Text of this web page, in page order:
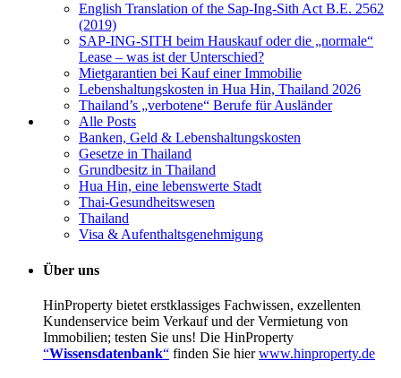
English Translation of the Sap-Ing-Sith Act B.E. 2562
(2019)
SAP-ING-SITH beim Hauskauf oder die „normale“
Lease – was ist der Unterschied?
Mietgarantien bei Kauf einer Immobilie
Lebenshaltungskosten in Hua Hin, Thailand 2026
Thailand’s „verbotene“ Berufe für Ausländer
Alle Posts
Banken, Geld & Lebenshaltungskosten
Gesetze in Thailand
Grundbesitz in Thailand
Hua Hin, eine lebenswerte Stadt
Thai-Gesundheitswesen
Thailand
Visa & Aufenthaltsgenehmigung
Über uns
HinProperty bietet erstklassiges Fachwissen, exzellenten
Kundenservice beim Verkauf und der Vermietung von
Immobilien; testen Sie uns! Die HinProperty
“Wissensdatenbank“ finden Sie hierwww.hinproperty.de